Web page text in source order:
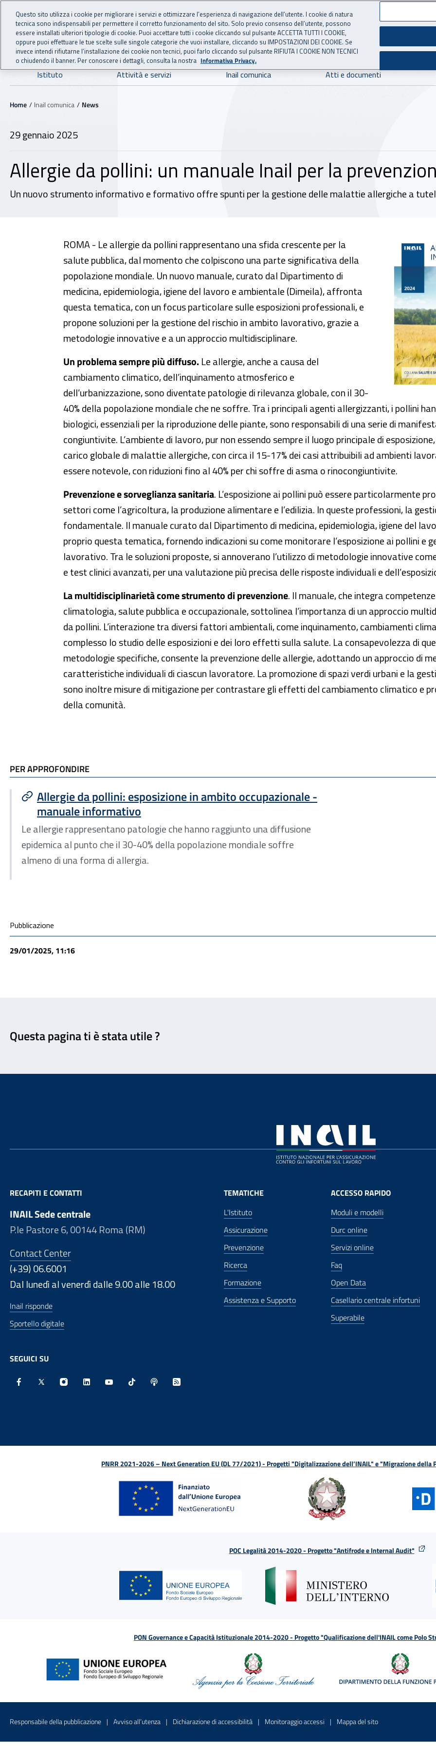
Vai al menu principale
Vai al contenuto principale
INAIL - Istituto Nazionale per l'Assicurazione
Navigazione principale
Istituto Attività e servizi Inail comunica Atti e documenti
Navigazione - Ti trovi in:
Home Inail comunica News
29 gennaio 2025
Allergie da pollini: un manuale Inail per la
Un nuovo strumento informativo e formativo offre spunti per la gestione delle malattie allergiche a
Allergie da pollini: un manuale Inail per la prevenzione negli ambienti di
ROMA - Le allergie da pollini rappresentano una sfida crescente per la
salute pubblica, dal momento che colpiscono una parte significativa della
popolazione mondiale. Un nuovo manuale, curato dal Dipartimento di
medicina, epidemiologia, igiene del lavoro e ambientale (Dimeila), affronta
questa tematica, con un focus particolare sulle esposizioni professionali, e
propone soluzioni per la gestione del rischio in ambito lavorativo, grazie a
metodologie innovative e a un approccio multidisciplinare.
Un problema sempre più diffuso. Le allergie, anche a causa del
cambiamento climatico, dell’inquinamento atmosferico e
dell’urbanizzazione, sono diventate patologie di rilevanza globale, con il 30-
40% della popolazione mondiale che ne soffre. Tra i principali agenti allergizzanti, i pollini
biologici, essenziali per la riproduzione delle piante, sono responsabili di una serie di
congiuntivite. L’ambiente di lavoro, pur non essendo sempre il luogo principale di
carico globale di malattie allergiche, con circa il 15-17% dei casi attribuibili ad ambienti
essere notevole, con riduzioni fino al 40% per chi soffre di asma o rinocongiuntivite.
Prevenzione e sorveglianza sanitaria. L’esposizione ai pollini può essere particolarmente
settori come l’agricoltura, la produzione alimentare e l’edilizia. In queste professioni, la
fondamentale. Il manuale curato dal Dipartimento di medicina, epidemiologia, igiene del
proprio questa tematica, fornendo indicazioni su come monitorare l’esposizione ai pollini e
lavorativo. Tra le soluzioni proposte, si annoverano l’utilizzo di metodologie innovative
e test clinici avanzati, per una valutazione più precisa delle risposte individuali e
La multidisciplinarietà come strumento di prevenzione. Il manuale, che integra
climatologia, salute pubblica e occupazionale, sottolinea l’importanza di un approccio
da pollini. L’interazione tra diversi fattori ambientali, come inquinamento, cambiamenti
complesso lo studio delle esposizioni e dei loro effetti sulla salute. La consapevolezza di
metodologie specifiche, consente la prevenzione delle allergie, adottando un approccio di
caratteristiche individuali di ciascun lavoratore. La promozione di spazi verdi urbani e la
sono inoltre misure di mitigazione per contrastare gli effetti del cambiamento climatico e
della comunità.
TI POTREBBE INTERESSARE
PER APPROFONDIRE
Allergie da pollini: esposizione in ambito occupazionale -
manuale informativo
Le allergie rappresentano patologie che hanno raggiunto una diffusione
epidemica al punto che il 30-40% della popolazione mondiale soffre
almeno di una forma di allergia.
Condivisione social
Pubblicazione
29/01/2025, 11:16
Questa pagina ti è stata utile ?
RECAPITI E CONTATTI
INAIL Sede centrale
P.le Pastore 6, 00144 Roma (RM)
Contact Center
(+39) 06.6001
Dal lunedì al venerdì dalle 9.00 alle 18.00
Inail risponde
Sportello digitale
SEGUICI SU
TEMATICHE
L'Istituto
Assicurazione
Prevenzione
Ricerca
Formazione
Assistenza e Supporto
ACCESSO RAPIDO
Moduli e modelli
Durc online
Servizi online
Faq
Open Data
Casellario centrale infortuni
Superabile
PNRR 2021-2026 – Next Generation EU (DL 77/2021) - Progetti "Digitalizzazione dell’INAIL" e "Migrazione della
POC Legalità 2014-2020 - Progetto "Antifrode e Internal Audit"
PON Governance e Capacità Istituzionale 2014-2020 - Progetto "Qualificazione dell'INAIL come Polo
Menu di servizio
Responsabile della pubblicazione Sito interno - Apre in una nuova finestra
Avviso all’utenza Sito interno - Apre in una nuova finestra
Dichiarazione di accessibilità Sito interno - Apre in una nuova finestra
Monitoraggio accessi Sito interno - Apre in una nuova
Mappa del sitoSito interno - Apre
Questo sito utilizza i cookie per migliorare i servizi e ottimizzare l’esperienza di navigazione dell’utente. I cookie di natura
tecnica sono indispensabili per permettere il corretto funzionamento del sito. Solo previo consenso dell’utente, possono
essere installati ulteriori tipologie di cookie. Puoi accettare tutti i cookie cliccando sul pulsante ACCETTA TUTTI I COOKIE,
oppure puoi effettuare le tue scelte sulle singole categorie che vuoi installare, cliccando su IMPOSTAZIONI DEI COOKIE. Se
invece intendi rifiutarne l’installazione dei cookie non tecnici, puoi farlo cliccando sul pulsante RIFIUTA I COOKIE NON TECNICI
o chiudendo il banner. Per conoscere i dettagli, consulta la nostra Informativa Privacy.